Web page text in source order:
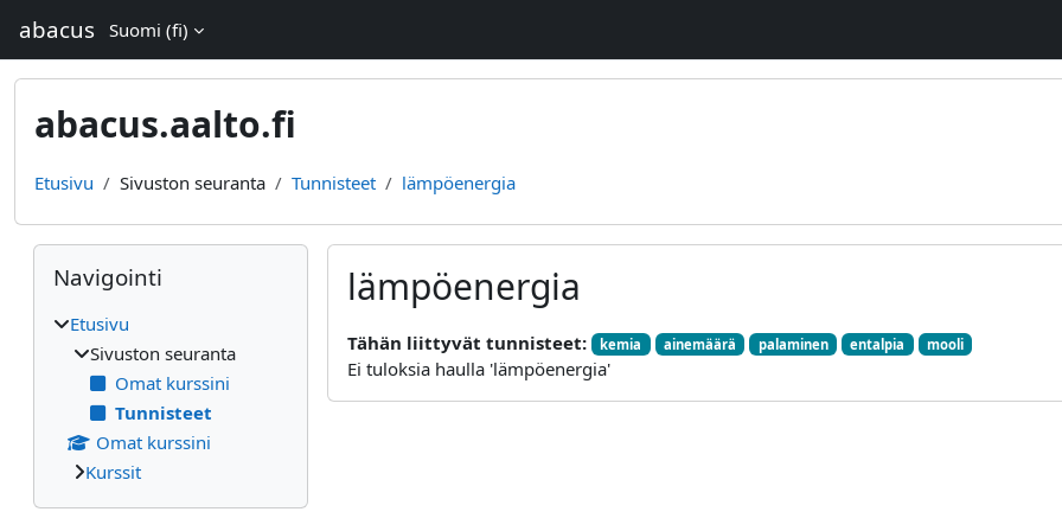
abacus Suomi ‎(fi)‎
abacus.aalto.fi
Etusivu Sivuston seuranta Tunnisteet lämpöenergia
lämpöenergia
Tähän liittyvät tunnisteet: kemia ainemäärä palaminen entalpia mooli
Ei tuloksia haulla 'lämpöenergia'
Lohkot
Ohita Navigointi
Navigointi
Etusivu
Sivuston seuranta
Omat kurssini
Tunnisteet
Omat kurssini
Kurssit